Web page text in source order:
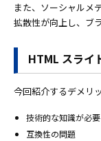
また、ソーシャルメ
拡散性が向上し、ブ
HTML スライ
今回紹介するデメリ
技術的な知識が必要
互換性の問題